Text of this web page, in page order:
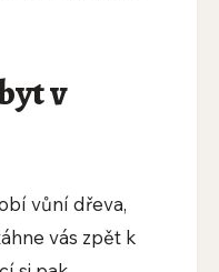
v
vůní dřeva,
vás zpět k